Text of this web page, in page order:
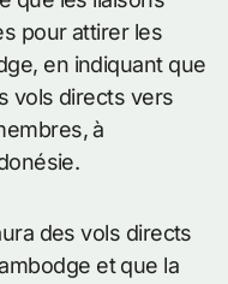
pour attirer les
en indiquant que
vols directs vers
à
des vols directs
et que la